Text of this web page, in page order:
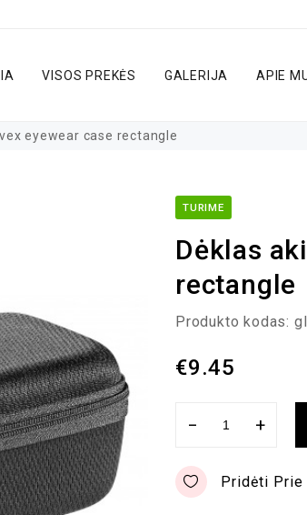
VISOS PREKĖS GALERIJA APIE
eyewear case rectangle
TURIME
Dėklas
rectangle
Produkto kodas:
€9.45
− +
Pridėti Prie